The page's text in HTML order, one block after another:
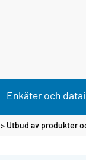
Enkäter och
> Utbud av produkter